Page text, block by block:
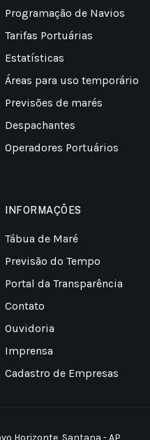
Programação de Navios
Tarifas Portuárias
Estatísticas
Áreas para uso temporário
Previsões de marés
Despachantes
Operadores Portuários
INFORMAÇÕES
Tábua de Maré
Previsão do Tempo
Portal da Transparência
Contato
Ouvidoria
Imprensa
Cadastro de Empresas
Horizonte, Santana - AP,